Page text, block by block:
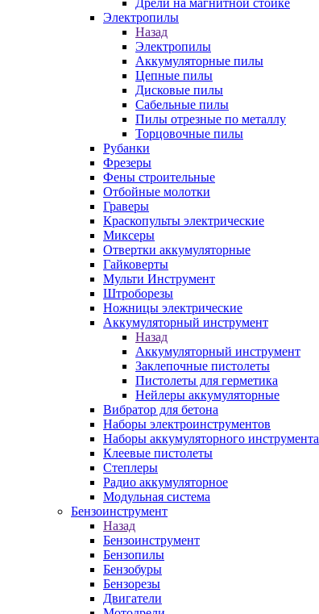
Дрели на магнитной стойке
Электропилы
Назад
Электропилы
Аккумуляторные пилы
Цепные пилы
Дисковые пилы
Сабельные пилы
Пилы отрезные по металлу
Торцовочные пилы
Рубанки
Фрезеры
Фены строительные
Отбойные молотки
Граверы
Краскопульты электрические
Миксеры
Отвертки аккумуляторные
Гайковерты
Мульти Инструмент
Штроборезы
Ножницы электрические
Аккумуляторный инструмент
Назад
Аккумуляторный инструмент
Заклепочные пистолеты
Пистолеты для герметика
Нейлеры аккумуляторные
Вибратор для бетона
Наборы электроинструментов
Наборы аккумуляторного инструмента
Клеевые пистолеты
Степлеры
Радио аккумуляторное
Модульная система
Бензоинструмент
Назад
Бензоинструмент
Бензопилы
Бензобуры
Бензорезы
Двигатели